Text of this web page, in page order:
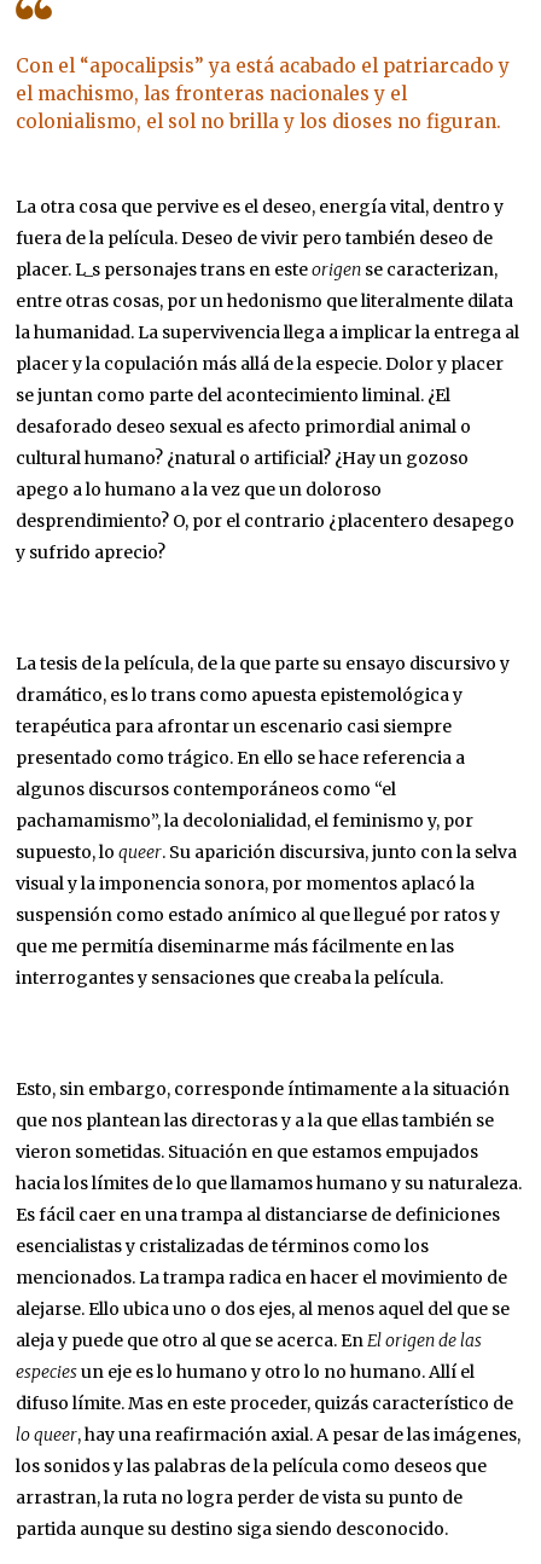
Con el “apocalipsis” ya está acabado el patriarcado y
el machismo, las fronteras nacionales y el
colonialismo, el sol no brilla y los dioses no figuran.
La otra cosa que pervive es el deseo, energía vital, dentro y
fuera de la película. Deseo de vivir pero también deseo de
placer. L_s personajes trans en esteorigen se caracterizan,
entre otras cosas, por un hedonismo que literalmente dilata
la humanidad. La supervivencia llega a implicar la entrega al
placer y la copulación más allá de la especie. Dolor y placer
se juntan como parte del acontecimiento liminal. ¿El
desaforado deseo sexual es afecto primordial animal o
cultural humano? ¿natural o artificial? ¿Hay un gozoso
apego a lo humano a la vez que un doloroso
desprendimiento? O, por el contrario ¿placentero desapego
y sufrido aprecio?
La tesis de la película, de la que parte su ensayo discursivo y
dramático, es lo trans como apuesta epistemológica y
terapéutica para afrontar un escenario casi siempre
presentado como trágico. En ello se hace referencia a
algunos discursos contemporáneos como “el
pachamamismo”, la decolonialidad, el feminismo y, por
supuesto, loqueer. Su aparición discursiva, junto con la selva
visual y la imponencia sonora, por momentos aplacó la
suspensión como estado anímico al que llegué por ratos y
que me permitía diseminarme más fácilmente en las
interrogantes y sensaciones que creaba la película.
Esto, sin embargo, corresponde íntimamente a la situación
que nos plantean las directoras y a la que ellas también se
vieron sometidas. Situación en que estamos empujados
hacia los límites de lo que llamamos humano y su naturaleza.
Es fácil caer en una trampa al distanciarse de definiciones
esencialistas y cristalizadas de términos como los
mencionados. La trampa radica en hacer el movimiento de
alejarse. Ello ubica uno o dos ejes, al menos aquel del que se
aleja y puede que otro al que se acerca. EnEl origen de las
especiesun eje es lo humano y otro lo no humano. Allí el
difuso límite. Mas en este proceder, quizás característico de
lo queer, hay una reafirmación axial. A pesar de las imágenes,
los sonidos y las palabras de la película como deseos que
arrastran, la ruta no logra perder de vista su punto de
partida aunque su destino siga siendo desconocido.